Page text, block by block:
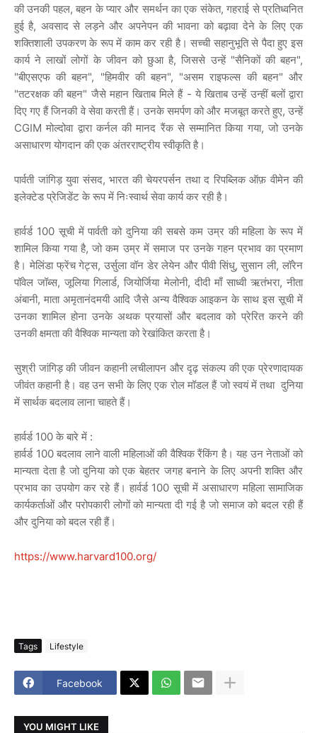
की उनकी पहल, बहन के प्यार और समर्थन का एक संकेत, गहराई से प्रतिध्वनित
हुई है, अवसाद से लड़ने और अपनेपन की भावना को बढ़ावा देने के लिए एक
शक्तिशाली उपकरण के रूप में काम कर रही है। सच्ची सहानुभूति से पैदा हुए इस
कार्य ने लाखों लोगों के जीवन को छुआ है, जिससे उन्हें "सैनिकों की बहन",
"बीएसएफ की बहन", "हिमवीर की बहन", "असम राइफल्स की बहन" और
"तटरक्षक की बहन" जैसे महान खिताब मिले हैं - ये खिताब उन्हें उन्हीं बलों द्वारा
दिए गए हैं जिनकी वे सेवा करती हैं। उनके समर्पण को और मजबूत करते हुए, उन्हें
CGIM मोल्दोवा द्वारा कर्नल की मानद रैंक से सम्मानित किया गया, जो उनके
असाधारण योगदान की एक अंतरराष्ट्रीय स्वीकृति है।
पार्वती जांगिड़ युवा संसद, भारत की चेयरपर्सन तथा द रिपब्लिक ऑफ़ वीमेन की
इलेक्टेड प्रेजिडेंट के रूप में निःस्वार्थ सेवा कार्य कर रही है।
हार्वर्ड 100 सूची में पार्वती को दुनिया की सबसे कम उम्र की महिला के रूप में
शामिल किया गया है, जो कम उम्र में समाज पर उनके गहन प्रभाव का प्रमाण
है। मेलिंडा फ्रेंच गेट्स, उर्सुला वॉन डेर लेयेन और पीवी सिंधु, सुसान ली, लॉरेन
पॉवेल जॉब्स, जूलिया गिलार्ड, जियोर्जिया मेलोनी, दीदी माँ साध्वी ऋतंभरा, नीता
अंबानी, माता अमृतानंदमयी आदि जैसे अन्य वैश्विक आइकन के साथ इस सूची में
उनका शामिल होना उनके अथक प्रयासों और बदलाव को प्रेरित करने की
उनकी क्षमता की वैश्विक मान्यता को रेखांकित करता है।
सुश्री जांगिड़ की जीवन कहानी लचीलापन और दृढ़ संकल्प की एक प्रेरणादायक
जीवंत कहानी है। वह उन सभी के लिए एक रोल मॉडल हैं जो स्वयं में तथा दुनिया
में सार्थक बदलाव लाना चाहते हैं।
हार्वर्ड 100 के बारे में :
हार्वर्ड 100 बदलाव लाने वाली महिलाओं की वैश्विक रैंकिंग है। यह उन नेताओं को
मान्यता देता है जो दुनिया को एक बेहतर जगह बनाने के लिए अपनी शक्ति और
प्रभाव का उपयोग कर रहे हैं। हार्वर्ड 100 सूची में असाधारण महिला सामाजिक
कार्यकर्ताओं और परोपकारी लोगों को मान्यता दी गई है जो समाज को बदल रही हैं
और दुनिया को बदल रही हैं।
https://www.harvard100.org/
Tags Lifestyle
Facebook
YOU MIGHT LIKE